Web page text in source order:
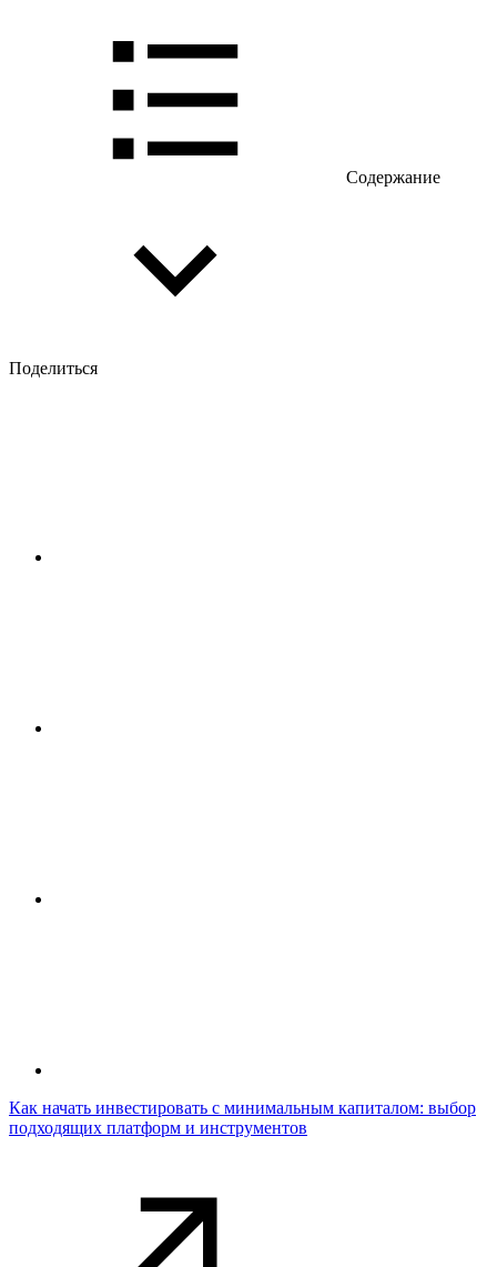
Содержание
Поделиться
Как начать инвестировать с минимальным капиталом: выбор
подходящих платформ и инструментов